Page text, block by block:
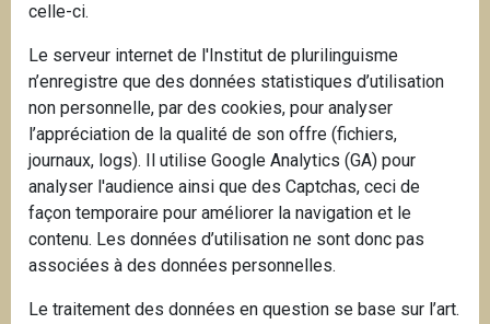
celle-ci.
Le serveur internet de l'Institut de plurilinguisme
n’enregistre que des données statistiques d’utilisation
non personnelle, par des cookies, pour analyser
l’appréciation de la qualité de son offre (fichiers,
journaux, logs). Il utilise Google Analytics (GA) pour
analyser l'audience ainsi que des Captchas, ceci de
façon temporaire pour améliorer la navigation et le
contenu. Les données d’utilisation ne sont donc pas
associées à des données personnelles.
Le traitement des données en question se base sur l’art.